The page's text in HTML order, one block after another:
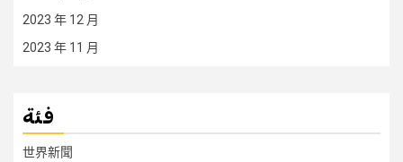
2023 年 12 月
2023 年 11 月
فئة
世界新聞